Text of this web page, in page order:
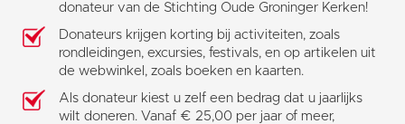
donateur van de Stichting Oude Groninger Kerken!
Donateurs krijgen korting bij activiteiten, zoals
rondleidingen, excursies, festivals, en op artikelen uit
de webwinkel, zoals boeken en kaarten.
Als donateur kiest u zelf een bedrag dat u jaarlijks
wilt doneren. Vanaf € 25,00 per jaar of meer,